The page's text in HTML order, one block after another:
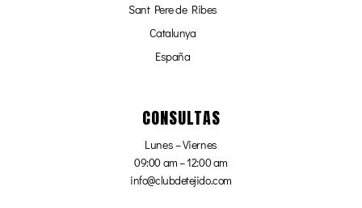
Sant Pere de Ribes
Catalunya
España
CONSULTAS
Lunes – Viernes
09:00 am – 12:00 am
info@clubdetejido.com